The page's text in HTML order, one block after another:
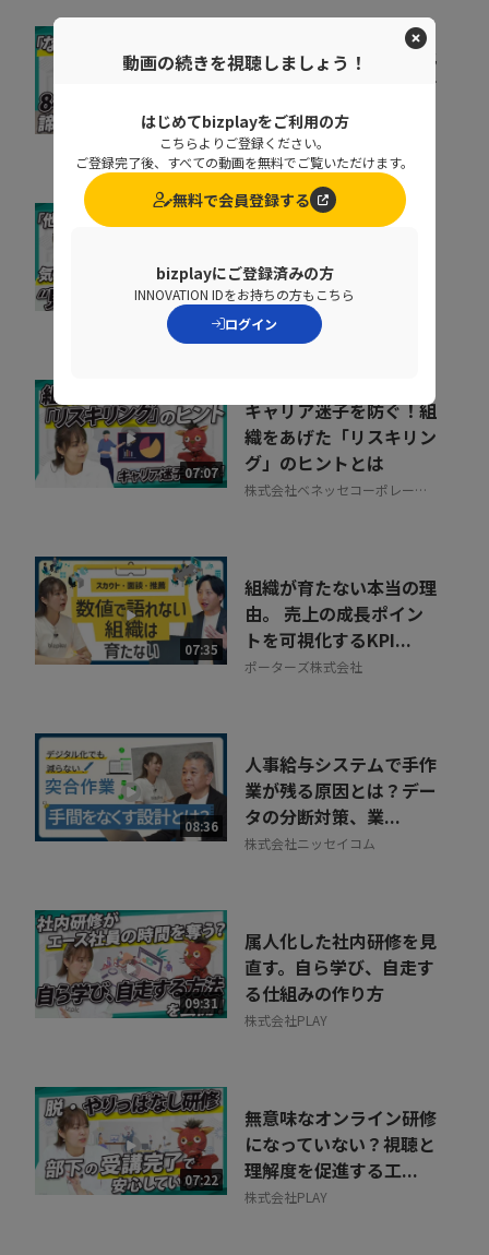
11:37
会社の電話をクラウド化
するメリットとは？電話
業務を効率化する方法
トビラシステムズ株式会社
07:20
取りこぼしはなぜ起き
防ぐ営業の仕組み改革
株式会社シャノン
07:07
キャリア迷子を防ぐ！組
織をあげた「リスキリン
グ」のヒントとは
株式会社ベネッセコーポレーシ
07:35
組織が育たない本当の理
由。 売上の成長ポイン
トを可視化するKPI...
ポーターズ株式会社
08:36
人事給与システムで手作
業が残る原因とは？デー
タの分断対策、業...
株式会社ニッセイコム
09:31
属人化した社内研修を見
直す。自ら学び、自走す
る仕組みの作り方
株式会社PLAY
07:22
無意味なオンライン研修
になっていない？視聴と
理解度を促進する工...
株式会社PLAY
動画の続きを視聴しましょう！
はじめてbizplayをご利用の方
こちらよりご登録ください。
ご登録完了後、すべての動画を無料でご覧いただけます。
無料で会員登録する
bizplayにご登録済みの方
INNOVATION IDをお持ちの方もこちら
ログイン